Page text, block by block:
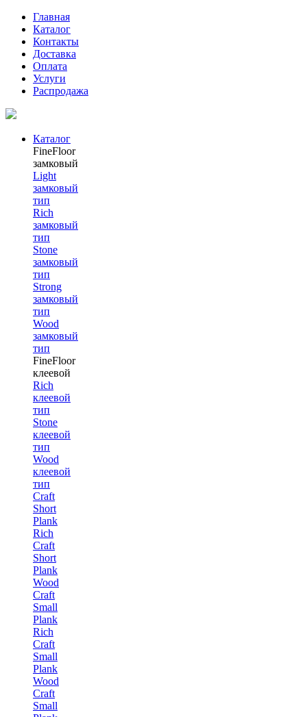
Главная
Каталог
Контакты
Доставка
Оплата
Услуги
Распродажа
Каталог
FineFloor
замковый
Light
замковый
тип
Rich
замковый
тип
Stone
замковый
тип
Strong
замковый
тип
Wood
замковый
тип
FineFloor
клеевой
Rich
клеевой
тип
Stone
клеевой
тип
Wood
клеевой
тип
Craft
Short
Plank
Rich
Craft
Short
Plank
Wood
Craft
Small
Plank
Rich
Craft
Small
Plank
Wood
Craft
Small